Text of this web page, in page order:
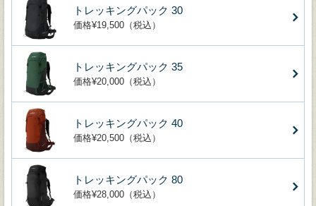
トレッキングパック 30
価格¥19,500（税込）
トレッキングパック 35
価格¥20,000（税込）
トレッキングパック 40
価格¥20,500（税込）
トレッキングパック 80
価格¥28,000（税込）